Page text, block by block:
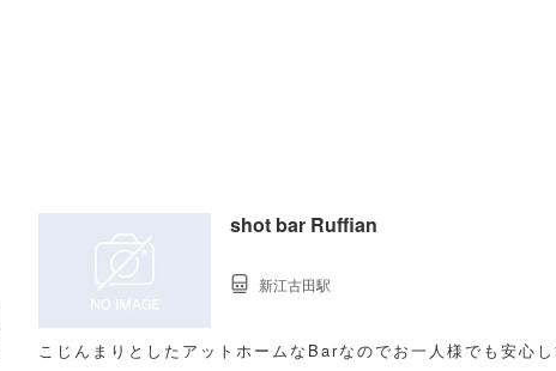
shot bar Ruffian
こじんまりとしたアットホームなBarなのでお一人様でも安心し
新江古田駅